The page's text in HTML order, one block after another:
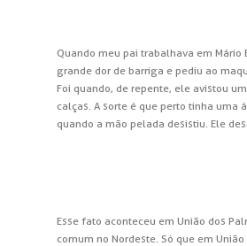
Quando meu pai trabalhava em
grande dor de barriga e pediu ao
Foi quando, de repente, ele avistou
calças. A sorte é que perto tinha uma
quando a mão pelada desistiu. Ele
Esse fato aconteceu em União dos
comum no Nordeste. Só que em